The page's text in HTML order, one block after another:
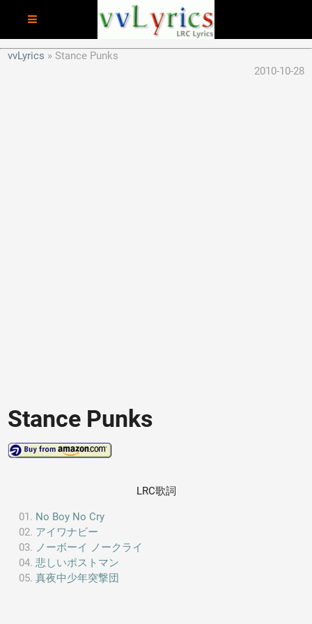
vvLyrics
Stance Punks
2010-10-28
Stance Punks
LRC歌詞
No Boy No Cry
アイワナビー
ノーボーイ ノークライ
悲しいポストマン
真夜中少年突撃団